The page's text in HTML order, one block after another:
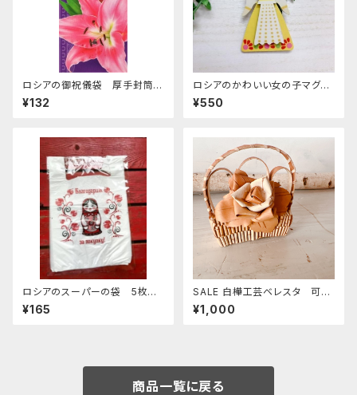
ロシアの御祝儀袋 厚手封筒
E-50
¥132
ロシアのかわいい女の子マグネ
¥550
ロシアのスーパーの袋 5枚セ
ット "マトリョーシカ"
¥165
SALE 白樺工芸ベレスタ 可愛
いミニインテリア「小さなフラワ
ーアレンジ・べレスタのフラワー
¥1,000
商品一覧に戻る